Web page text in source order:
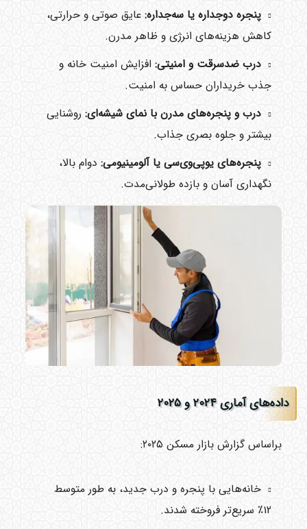
پنجره دوجداره یا سه‌جداره:عایق صوتی و حرارتی،
کاهش هزینه‌های انرژی و ظاهر مدرن.
درب ضدسرقت و امنیتی:افزایش امنیت خانه و
جذب خریداران حساس به امنیت.
درب و پنجره‌های مدرن با نمای شیشه‌ای:روشنایی
بیشتر و جلوه بصری جذاب.
پنجره‌های یو‌پی‌وی‌سی یا آلومینیومی:دوام بالا،
نگهداری آسان و بازده طولانی‌مدت.
داده‌های آماری ۲۰۲۴ و ۲۰۲۵
براساس گزارش بازار مسکن ۲۰۲۵:
خانه‌هایی با پنجره و درب جدید، به طور متوسط
۱۲٪ سریع‌تر فروخته شدند.